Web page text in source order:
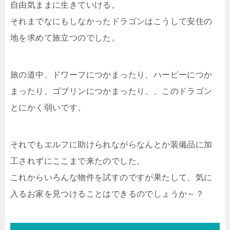
自由気ままに生きていける。
それまでなにもしなかったドラゴンはこうして安住の
地を求めて旅立つのでした。
旅の道中、ドワーフにつかまったり、ハーピーにつか
まったり、ゴブリンにつかまったり、、このドラゴン
とにかく弱いです。
それでもエルフに助けられながらなんとか装備品に加
工されずにここまで来たのでした。
これからいろんな物件を試すのですが果たして、気に
入るお家を見つけることはできるのでしょうか～？